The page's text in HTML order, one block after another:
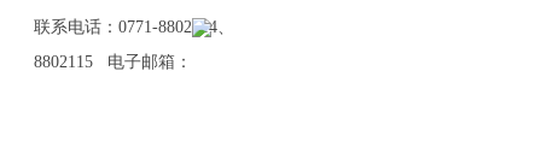
联系电话：0771-8802114、
8802115 电子邮箱：